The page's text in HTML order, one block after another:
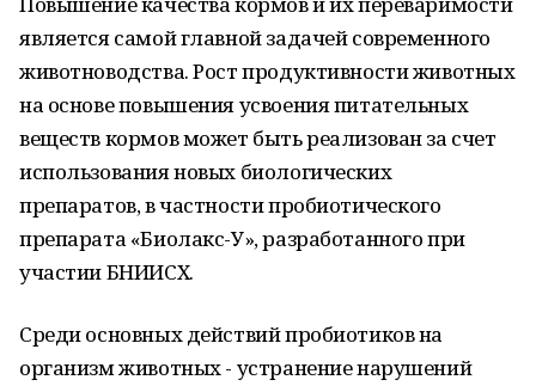
является самой главной задачей современного
животноводства. Рост продуктивности животных
на основе повышения усвоения питательных
веществ кормов может быть реализован за счет
использования новых биологических
препаратов, в частности пробиотического
препарата «Биолакс-У», разработанного при
участии БНИИСХ.
Среди основных действий пробиотиков на
организм животных - устранение нарушений